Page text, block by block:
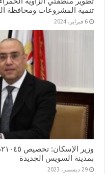
تنمية المشروعات ومحافظة
6 فبراير، 2024
بمدينة السويس الجديدة
29 ديسمبر، 2023